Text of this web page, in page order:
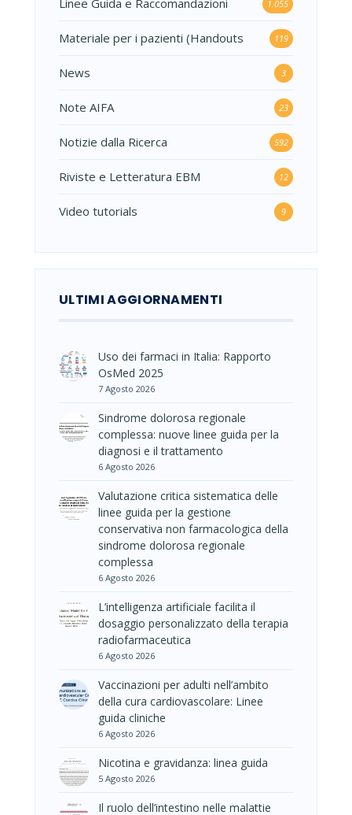
1.055
Materiale per i pazienti (Handouts 119
News 3
Note AIFA 23
Notizie dalla Ricerca 592
Riviste e Letteratura EBM 12
Video tutorials 9
ULTIMI AGGIORNAMENTI
Uso dei farmaci in Italia: Rapporto
OsMed 2025
7 Agosto 2026
Sindrome dolorosa regionale
complessa: nuove linee guida per la
diagnosi e il trattamento
6 Agosto 2026
Valutazione critica sistematica delle
linee guida per la gestione
conservativa non farmacologica della
sindrome dolorosa regionale
complessa
6 Agosto 2026
L’intelligenza artificiale facilita il
dosaggio personalizzato della terapia
radiofarmaceutica
6 Agosto 2026
Vaccinazioni per adulti nell’ambito
della cura cardiovascolare: Linee
guida cliniche
6 Agosto 2026
Nicotina e gravidanza: linea guida
5 Agosto 2026
Il ruolo dell’intestino nelle malattie